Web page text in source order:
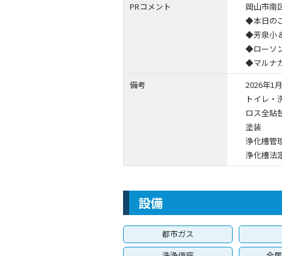
PRコメント
岡山市南
◆本日の
◆芳泉小
◆ローソ
◆マルナ
備考
2026年1
トイレ・
ロス全貼
塗装
浄化槽管
浄化槽法
設備
都市ガス